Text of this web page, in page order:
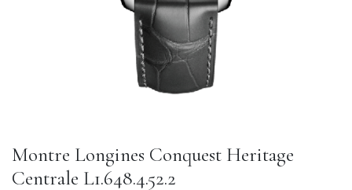
Montre Longines Conquest Heritage
Centrale L1.648.4.52.2